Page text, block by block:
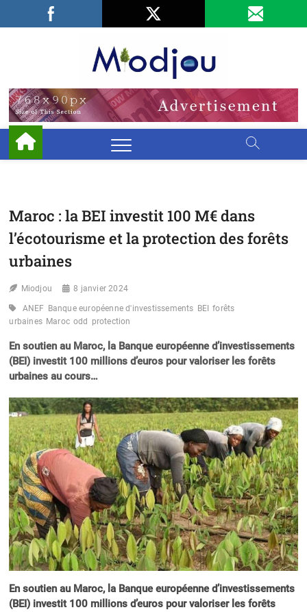
Facebook
LinkedIn
Maroc : la BEI investit 100 M€ dans
l’écotourisme et la protection des forêts
urbaines
Miodjou 8 janvier 2024
ANEF Banque européenne d'investissements BEI forêts
urbaines Maroc odd protection
En soutien au Maroc, la Banque européenne d’investissements
(BEI) investit 100 millions d’euros pour valoriser les forêts
urbaines au cours…
En soutien au Maroc, la Banque européenne d’investissements
(BEI) investit 100 millions d’euros pour valoriser les forêts